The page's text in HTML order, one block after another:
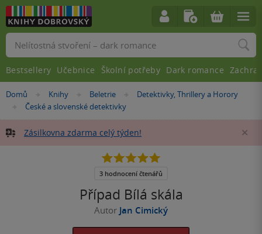
Nacházíte
Domů »Knihy »Beletrie »Detektivky, Thrillery a Horory
»
České a slovenské detektivky
Zásilkovna zdarma celý týden!
Případ Bílá skála
Autor Jan Cimický
5.0
5
3 hodnocení čtenářů
Vyhledávání
Bestsellery Učebnice Školní potřeby Dark romance